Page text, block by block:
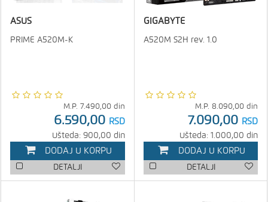
ASUS
PRIME A520M-K
M.P. 7.490,00 din
6.590,00 RSD
Ušteda: 900,00 din
DODAJ U KORPU
DETALJI
GIGABYTE
A520M S2H rev. 1.0
M.P. 8.090,00 din
7.090,00 RSD
Ušteda: 1.000,00 din
DODAJ U KORPU
DETALJI